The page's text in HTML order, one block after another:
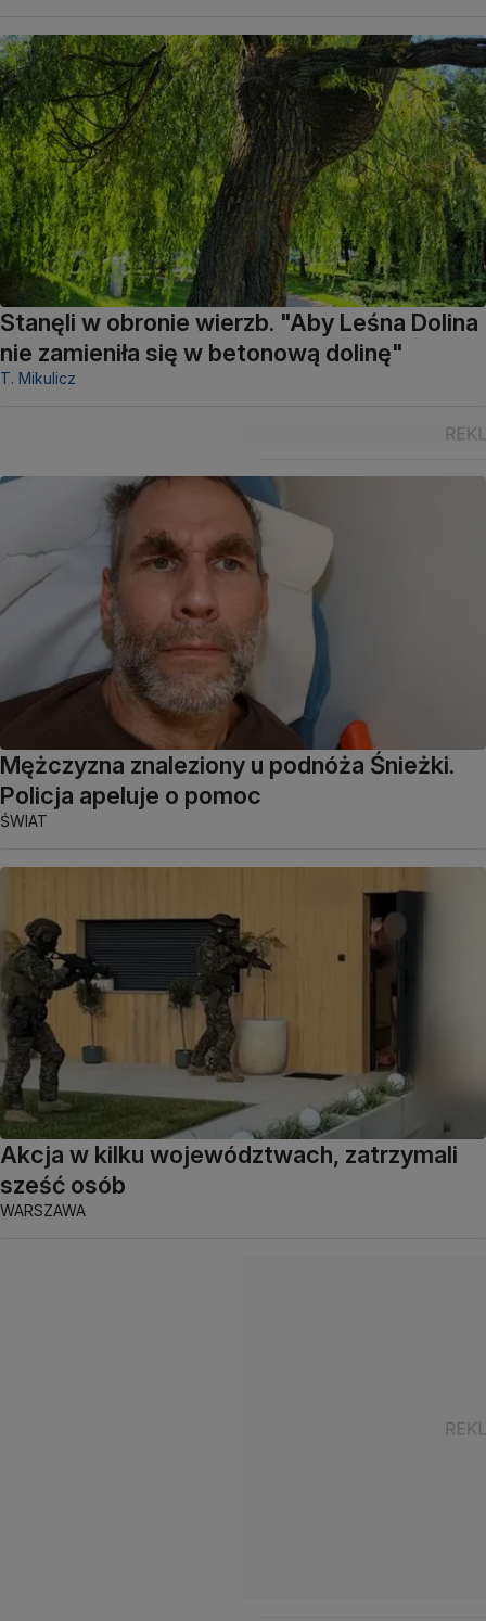
Stanęli w obronie wierzb. "Aby Leśna Dolina
nie zamieniła się w betonową dolinę"
T. Mikulicz
Mężczyzna znaleziony u podnóża Śnieżki.
Policja apeluje o pomoc
ŚWIAT
Akcja w kilku województwach, zatrzymali
sześć osób
WARSZAWA